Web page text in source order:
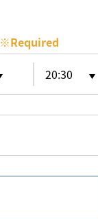
※Required
20:30